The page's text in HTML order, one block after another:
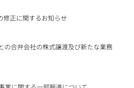
修正に関するお知らせ
の合弁会社の株式譲渡及び新たな業務